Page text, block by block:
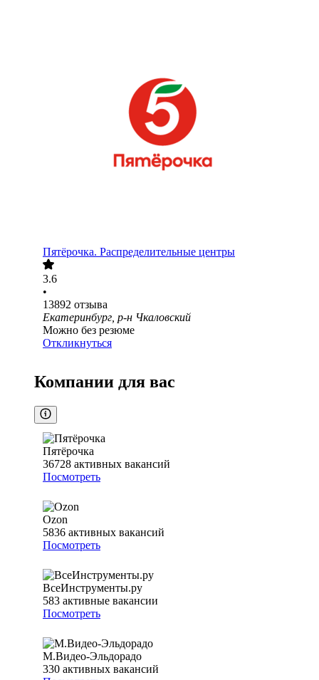
Пятёрочка. Распределительные центры
3.6
•
13892 отзыва
Екатеринбург, р-н Чкаловский
Можно без резюме
Откликнуться
Компании для вас
Пятёрочка
36728 активных вакансий
Посмотреть
Ozon
5836 активных вакансий
Посмотреть
ВсеИнструменты.ру
583 активные вакансии
Посмотреть
М.Видео-Эльдорадо
330 активных вакансий